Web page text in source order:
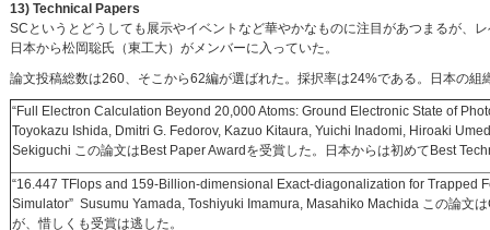
13) Technical Papers
SCというとどうしても展示やイベントなど華やかなものに注目があつまるが、
日本から松岡聡氏（東工大）がメンバーに入っていた。
論文投稿総数は260、そこから62編が選ばれた。採択率は24%である。日本の
“Full Electron Calculation Beyond 20,000 Atoms: Ground Electronic State of
Toyokazu Ishida, Dmitri G. Fedorov, Kazuo Kitaura, Yuichi Inadomi, Hiroaki
Sekiguchi この論文はBest Paper Awardを受賞した。日本からは初めてBest
“16.447 TFlops and 159-Billion-dimensional Exact-diagonalization for Trapped
Simulator” Susumu Yamada, Toshiyuki Imamura, Masahiko Machida この論文
が、惜しくも受賞は逃した。